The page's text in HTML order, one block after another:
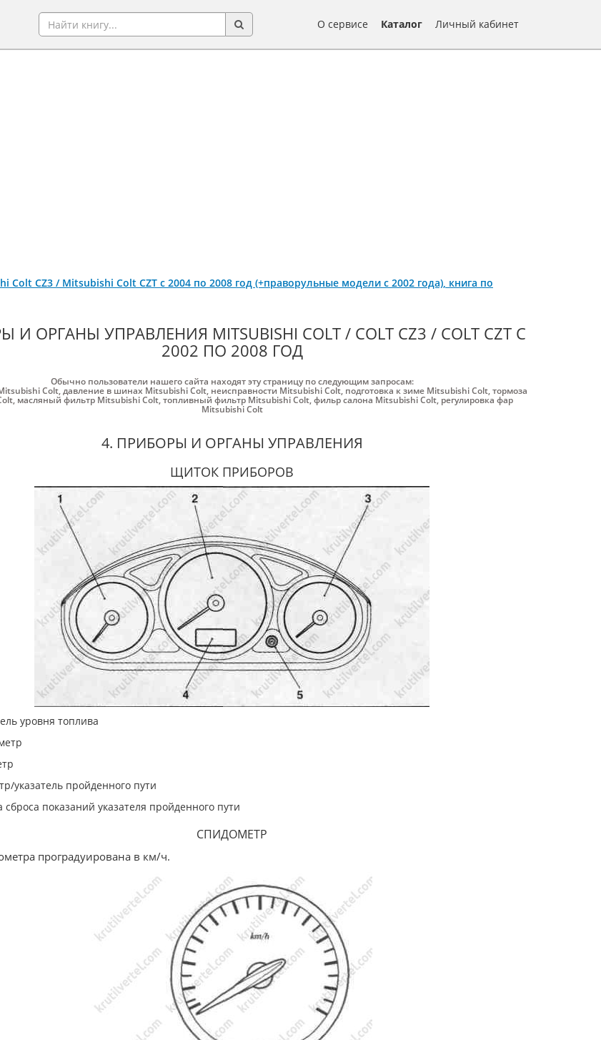
О сервисе Каталог Личный кабинет
Colt CZ3 / Mitsubishi Colt CZT с 2004 по 2008 год (+праворульные модели с 2002 года), книга по
И ОРГАНЫ УПРАВЛЕНИЯ MITSUBISHI COLT / COLT CZ3 / COLT CZT С
2002 ПО 2008 ГОД
Обычно пользователи нашего сайта находят эту страницу по следующим запросам:
Colt,давление в шинах Mitsubishi Colt, неисправности Mitsubishi Colt, подготовка к зиме Mitsubishi Colt,тормоза
, масляный фильтр Mitsubishi Colt,топливный фильтр Mitsubishi Colt,фильр салона Mitsubishi Colt, регулировка фар
Mitsubishi Colt
4. ПРИБОРЫ И ОРГАНЫ УПРАВЛЕНИЯ
ЩИТОК ПРИБОРОВ
уровня топлива
указатель пройденного пути
сброса показаний указателя пройденного пути
СПИДОМЕТР
проградуирована в км/ч.